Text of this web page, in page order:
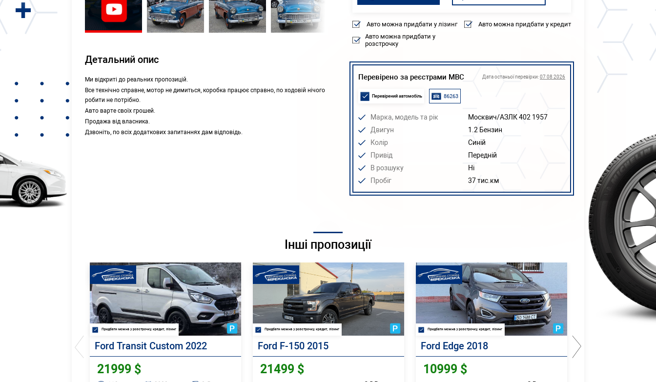
Детальний опис
Ми відкриті до реальних пропозицій.
Все технічно справне, мотор не димиться, коробка працює справно, по ходовій нічого
робити не потрібно.
Авто варте своїх грошей.
Продажа від власника.
Дзвоніть, по всіх додаткових запитаннях дам відповідь.
Авто можна придбати у лізинг
Авто можна придбати у кредит
Авто можна придбати у
розстрочку
Перевірено за реєстрами МВС Дата останьої перевірки:07 08 2026
Перевірений автомобіль 86263
Марка, модель та рік
Москвич/АЗЛК 402 1957
Двигун
1.2 Бензин
Колір
Синій
Привід
Передній
В розшуку
Ні
Пробіг
37 тис.км
Інші пропозиції
Придбати можна у розстрочку, кредит, лізинг
Ford Transit Custom 2022
21999 $
Придбати можна у розстрочку, кредит, лізинг
Ford F-150 2015
21499 $
Придбати можна у розстрочку, кредит, лізинг
Ford Edge 2018
10999 $